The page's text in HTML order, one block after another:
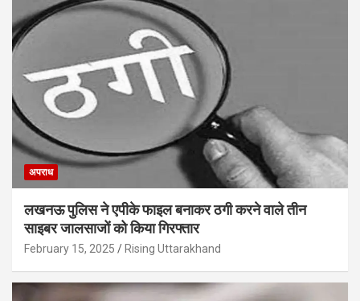
अपराध
लखनऊ पुलिस ने एपीके फाइल बनाकर ठगी करने वाले तीन
साइबर जालसाजों को किया गिरफ्तार
February 15, 2025 Rising Uttarakhand